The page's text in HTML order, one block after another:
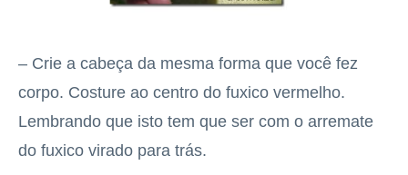
– Crie a cabeça da mesma forma que você fez
corpo. Costure ao centro do fuxico vermelho.
Lembrando que isto tem que ser com o arremate
do fuxico virado para trás.